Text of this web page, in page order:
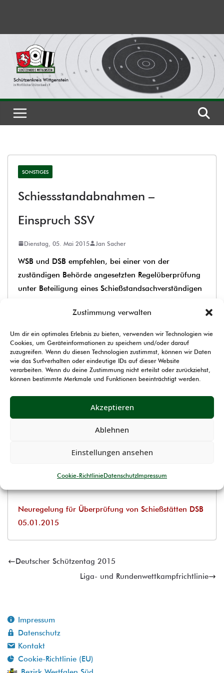
Zustimmung verwalten
Um dir ein optimales Erlebnis zu bieten, verwenden wir Technologien wie
Cookies, um Geräteinformationen zu speichern und/oder darauf
zuzugreifen. Wenn du diesen Technologien zustimmst, können wir Daten
wie das Surfverhalten oder eindeutige IDs auf dieser Website
verarbeiten. Wenn du deine Zustimmung nicht erteilst oder zurückziehst,
können bestimmte Merkmale und Funktionen beeinträchtigt werden.
Akzeptieren
Ablehnen
Einstellungen ansehen
Cookie-RichtlinieDatenschutzImpressum
springen
SONSTIGES
Schiessstandabnahmen –
Einspruch SSV
Dienstag, 05. Mai 2015 Jan Sacher
WSB und DSB empfehlen, bei einer von der
zuständigen Behörde angesetzten Regelüberprüfung
unter Beteiligung eines Schießstandsachverständigen
Beteiligung eines SSV jedoch abzulehnen.
Eine entsprechende Vorlage für den Wiederspruch
findet Ihr im Anhang des Artikels. Gemäß der
aktuellen Waffenverordnung ist ein SSV nur
erforderlich, wenn bedenken gegen eine
ordnungsgemäße Schießstätte besteht, bzw.
umfangreiche Umbauarbeiten durchgeführt wurden.
Im Zweifelsfall kann die Behörde auf einen SSV
Musteranschreiben – Einspruch SSV
Neuregelung für Überprüfung von Schießstätten DSB
05.01.2015
Deutscher Schützentag 2015
Liga- und Rundenwettkampfrichtlinie
Impressum
Datenschutz
Kontakt
Cookie-Richtlinie (EU)